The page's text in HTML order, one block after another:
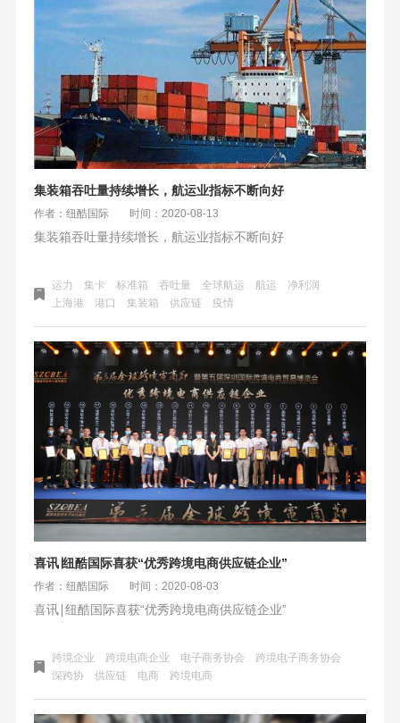
集装箱吞吐量持续增长，航运业指标不断向好
作者：纽酷国际 时间：2020-08-13
集装箱吞吐量持续增长，航运业指标不断向好
运力 集卡 标准箱 吞吐量 全球航运 航运
净利润
上海港
港口 集装箱 供应链 疫情
喜讯∣纽酷国际喜获“优秀跨境电商供应链企业”
作者：纽酷国际 时间：2020-08-03
喜讯∣纽酷国际喜获“优秀跨境电商供应链企业”
跨境企业 跨境电商企业 电子商务协会
跨境电子商务协会
深跨协
供应链 电商 跨境电商